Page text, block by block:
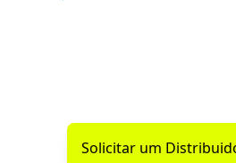
Solicitar um